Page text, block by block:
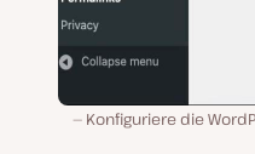
Konfiguriere die